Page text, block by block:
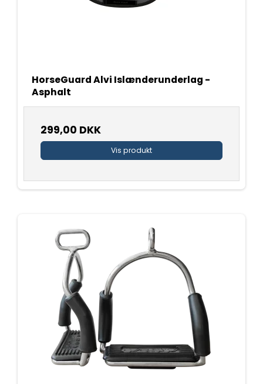
HorseGuard Alvi Islænderunderlag -
Asphalt
299,00 DKK
Vis produkt